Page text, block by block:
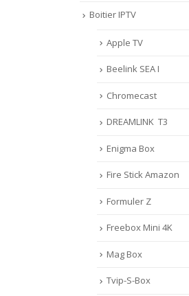
Boitier IPTV
Apple TV
Beelink SEA I
Chromecast
DREAMLINK T3
Enigma Box
Fire Stick Amazon
Formuler Z
Freebox Mini 4K
Mag Box
Tvip-S-Box